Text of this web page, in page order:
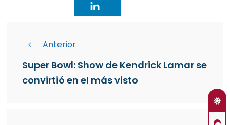
Anterior
Super Bowl: Show de Kendrick Lamar se
convirtió en el más visto